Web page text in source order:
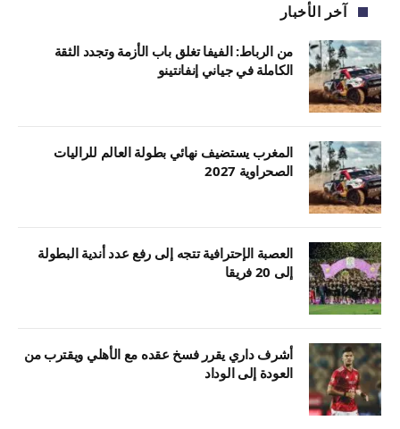
آخر الأخبار
من الرباط: الفيفا تغلق باب الأزمة وتجدد الثقة
الكاملة في جياني إنفانتينو
المغرب يستضيف نهائي بطولة العالم للراليات
الصحراوية 2027
العصبة الإحترافية تتجه إلى رفع عدد أندية البطولة
إلى 20 فريقا
أشرف داري يقرر فسخ عقده مع الأهلي ويقترب من
العودة إلى الوداد